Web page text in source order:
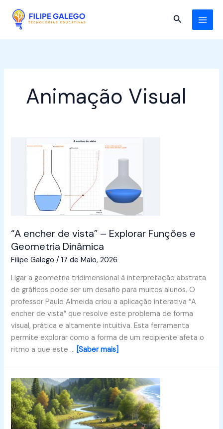
content
Search
Animação Visual
“A encher de vista” – Explorar Funções e
Geometria Dinâmica
Filipe Galego/17 de Maio, 2026
Ligar a geometria tridimensional à interpretação abstrata
de gráficos pode ser um desafio para muitos alunos. O
professor Paulo Almeida criou a aplicação interativa “A
encher de vista” que resolve este problema de forma
visual, prática e altamente intuitiva. Esta ferramenta
permite explorar como a forma de um recipiente afeta o
ritmo a que este … [Saber mais]